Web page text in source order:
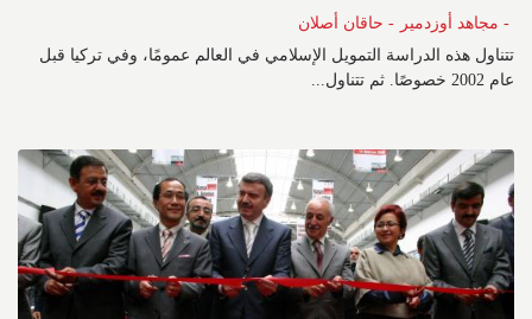
- مجاهد أوزدمير - حاقان أصلان
تتناول هذه الدراسة التمويل الإسلامي في العالم عمومًا، وفي تركيا قبل
عام 2002 خصوصًا. ثم تتناول...